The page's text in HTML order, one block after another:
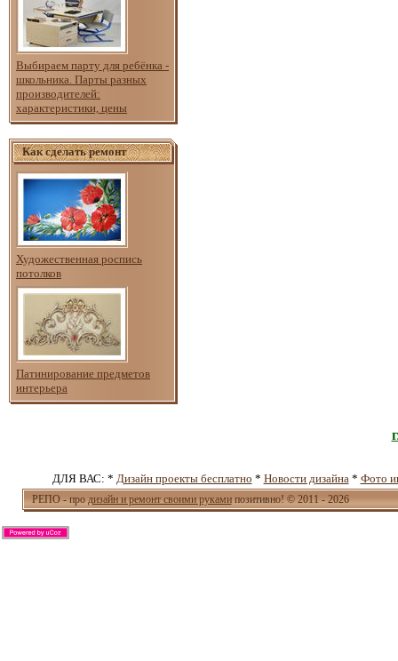
Выбираем парту для ребёнка -
школьника. Парты разных
производителей:
характеристики, цены
Как сделать ремонт
Художественная роспись
потолков
Патинирование предметов
интерьера
ДЛЯ ВАС: * Дизайн проекты бесплатно * Новости дизайна* Фото
РЕПО - продизайн и ремонт своими рукамипозитивно! © 2011 - 2026